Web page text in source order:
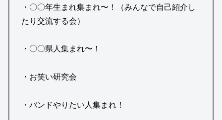
・〇〇年生まれ集まれ〜！（みんなで自己紹介し
たり交流する会）
・〇〇県人集まれ〜！
・お笑い研究会
・バンドやりたい人集まれ！